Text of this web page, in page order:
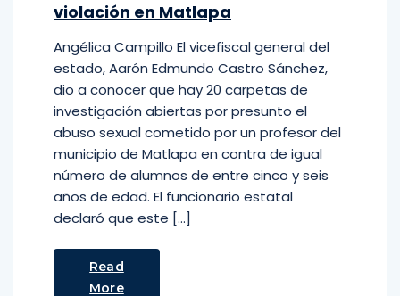
violación en Matlapa
Angélica Campillo El vicefiscal general del
estado, Aarón Edmundo Castro Sánchez,
dio a conocer que hay 20 carpetas de
investigación abiertas por presunto el
abuso sexual cometido por un profesor del
municipio de Matlapa en contra de igual
número de alumnos de entre cinco y seis
años de edad. El funcionario estatal
declaró que este […]
Read
More